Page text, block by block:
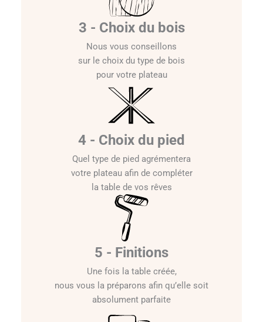
3 - Choix du bois
Nous vous conseillons
sur le choix du type de bois
pour votre plateau
4 - Choix du pied
Quel type de pied agrémentera
votre plateau afin de compléter
la table de vos rêves
5 - Finitions
Une fois la table créée,
nous vous la préparons afin qu’elle soit
absolument parfaite